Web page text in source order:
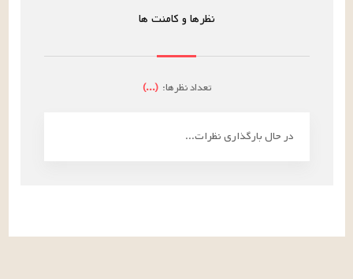
نظرها و کامنت ها
تعداد نظرها: (
...
)
در حال بارگذاری نظرات...